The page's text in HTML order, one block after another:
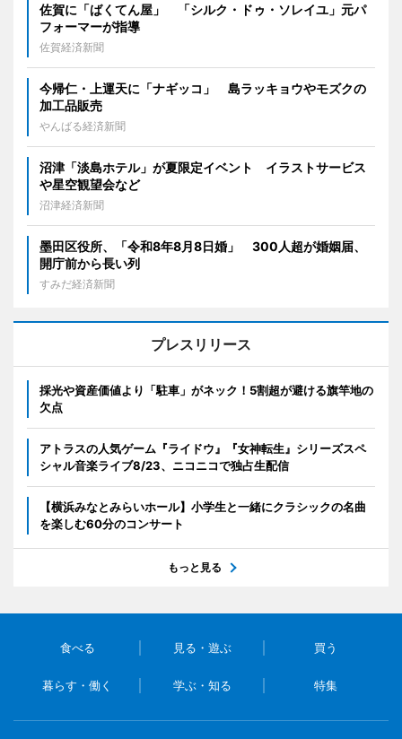
佐賀に「ばくてん屋」 「シルク・ドゥ・ソレイユ」元パ
フォーマーが指導
佐賀経済新聞
今帰仁・上運天に「ナギッコ」 島ラッキョウやモズクの
加工品販売
やんばる経済新聞
沼津「淡島ホテル」が夏限定イベント イラストサービス
や星空観望会など
沼津経済新聞
墨田区役所、「令和8年8月8日婚」 300人超が婚姻届、
開庁前から長い列
すみだ経済新聞
プレスリリース
採光や資産価値より「駐車」がネック！5割超が避ける旗竿地の
欠点
アトラスの人気ゲーム『ライドウ』『女神転生』シリーズスペ
シャル音楽ライブ8/23、ニコニコで独占生配信
【横浜みなとみらいホール】小学生と一緒にクラシックの名曲
を楽しむ60分のコンサート
もっと見る
食べる 見る・遊ぶ 買う
暮らす・働く 学ぶ・知る 特集